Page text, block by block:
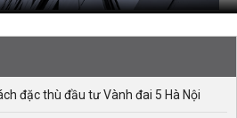
đặc thù đầu tư Vành đai 5 Hà Nội